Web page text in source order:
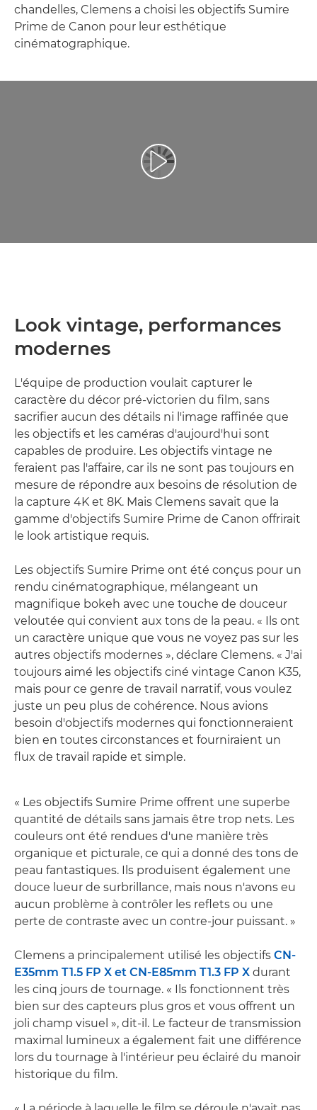
chandelles, Clemens a choisi les objectifs Sumire
Prime de Canon pour leur esthétique
cinématographique.
Lancer la vidéo
Look vintage, performances
modernes
L'équipe de production voulait capturer le
caractère du décor pré-victorien du film, sans
sacrifier aucun des détails ni l'image raffinée que
les objectifs et les caméras d'aujourd'hui sont
capables de produire. Les objectifs vintage ne
feraient pas l'affaire, car ils ne sont pas toujours en
mesure de répondre aux besoins de résolution de
la capture 4K et 8K. Mais Clemens savait que la
gamme d'objectifs Sumire Prime de Canon offrirait
le look artistique requis.
Les objectifs Sumire Prime ont été conçus pour un
rendu cinématographique, mélangeant un
magnifique bokeh avec une touche de douceur
veloutée qui convient aux tons de la peau. « Ils ont
un caractère unique que vous ne voyez pas sur les
autres objectifs modernes », déclare Clemens. « J'ai
toujours aimé les objectifs ciné vintage Canon K35,
mais pour ce genre de travail narratif, vous voulez
juste un peu plus de cohérence. Nous avions
besoin d'objectifs modernes qui fonctionneraient
bien en toutes circonstances et fourniraient un
flux de travail rapide et simple.
« Les objectifs Sumire Prime offrent une superbe
quantité de détails sans jamais être trop nets. Les
couleurs ont été rendues d'une manière très
organique et picturale, ce qui a donné des tons de
peau fantastiques. Ils produisent également une
douce lueur de surbrillance, mais nous n'avons eu
aucun problème à contrôler les reflets ou une
perte de contraste avec un contre-jour puissant. »
Clemens a principalement utilisé les objectifs CN-
E35mm T1.5 FP X et CN-E85mm T1.3 FP X durant
les cinq jours de tournage. « Ils fonctionnent très
bien sur des capteurs plus gros et vous offrent un
joli champ visuel », dit-il. Le facteur de transmission
maximal lumineux a également fait une différence
lors du tournage à l'intérieur peu éclairé du manoir
historique du film.